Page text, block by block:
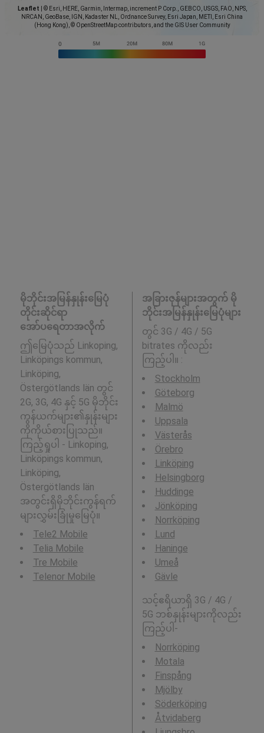
Leaflet
© Esri, HERE, Garmin, Intermap, increment P Corp., GEBCO, USGS, FAO, NPS,
NRCAN, GeoBase, IGN, Kadaster NL, Ordnance Survey, Esri Japan, METI, Esri China
(Hong Kong), © OpenStreetMap contributors, and the GIS User Community
မိုဘိုင်းအမြန်နှုန်းမြေပုံ
တိုင်းဆိုင်ရာ
အော်ပရေတာအလိုက်
ဤမြေပုံသည် Linkoping,
Linköpings kommun,
Linköping,
Östergötlands län တွင်
2G, 3G, 4G နှင့် 5G မိုဘိုင်း
ကွန်ယက်များ၏နှုန်းများ
ကိုကိုယ်စားပြုသည်။
ကြည့်ရှုပါ - Linkoping,
Linköpings kommun,
Linköping,
Östergötlands län
အတွင်းရှိမိုဘိုင်းကွန်ရက်
များလွှမ်းခြုံမှုမြေပုံ။
Tele2 Mobile
Telia Mobile
Tre Mobile
Telenor Mobile
အခြားဇုန်များအတွက် မို
ဘိုင်းအမြန်နှုန်းမြေပုံများ
တွင် 3G / 4G / 5G
bitrates ကိုလည်း
ကြည့်ပါ။ :
Stockholm
Göteborg
Malmö
Uppsala
Västerås
Örebro
Linköping
Helsingborg
Huddinge
Jönköping
Norrköping
Lund
Haninge
Umeå
Gävle
သင့်ဧရိယာရှိ 3G / 4G /
5G ဘစ်နှုန်းများကိုလည်း
ကြည့်ပါ-
Norrköping
Motala
Finspång
Mjölby
Söderköping
Åtvidaberg